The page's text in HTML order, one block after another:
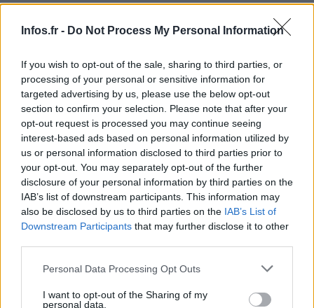
Infos.fr - Do Not Process My Personal Information
If you wish to opt-out of the sale, sharing to third parties, or
processing of your personal or sensitive information for
targeted advertising by us, please use the below opt-out
section to confirm your selection. Please note that after your
opt-out request is processed you may continue seeing
interest-based ads based on personal information utilized by
us or personal information disclosed to third parties prior to
your opt-out. You may separately opt-out of the further
disclosure of your personal information by third parties on the
IAB’s list of downstream participants. This information may
also be disclosed by us to third parties on the IAB’s List of
Downstream Participants that may further disclose it to other
Please note that this website/app uses one or more Google
not limited to your visit or usage behaviour. You may click to
Personal Data Processing Opt Outs
I want to opt-out of the Sharing of my
personal data.
Selon les renseignements fournis par une source intime au
et veuve de l’ex-joueur et président Frédéric Forte décédé
en 2017, n’ont pas réussi à tomber d’accord.
Le CSP, qui compte 11 victoires en championnat de France
et est le premier club français à avoir été sacré champion
d’Europe tous sports confondus en 1993, a rejoint la
première division en 2012. Il a réussi à maintenir sa
position cette saison en terminant 13e de la saison
ordinaire, et ce malgré avoir été infligé une pénalité de
trois pertes de match et une amende de 15 000 euros par la
match et une amende de 10 000 euros.